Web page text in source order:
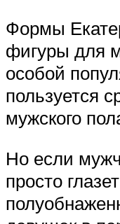
Формы
фигуры для
особой
пользуется
мужского
Но если
просто